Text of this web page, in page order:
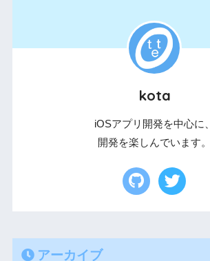
kota
iOSアプリ開発を中心に、
開発を楽しんでいます。
アーカイブ